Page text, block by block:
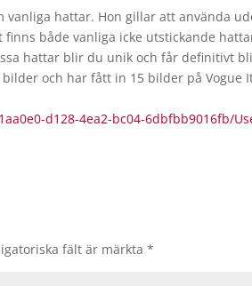
hattar. Hon gillar att använda
både vanliga icke utstickande
hattar blir du unik och får definitivt
och har fått in 15 bilder på Vogue
d128-4ea2-bc04-6dbfbb9016fb/
fält är märkta*